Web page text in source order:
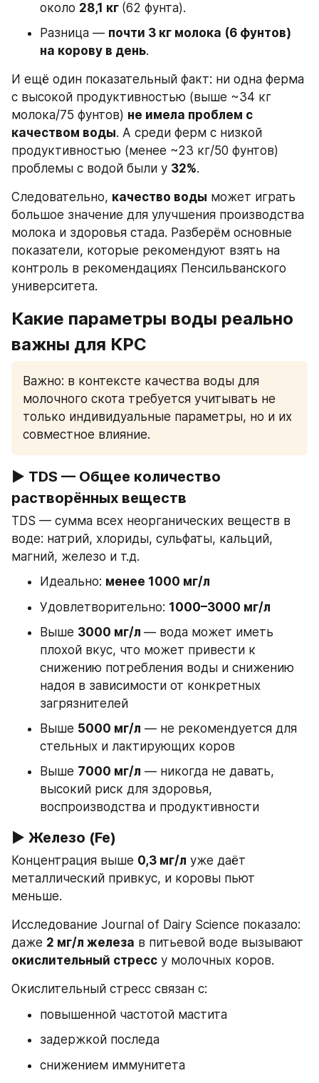
около 28,1 кг (62 фунта).
Разница — почти 3 кг молока (6 фунтов)
на корову в день.
И ещё один показательный факт: ни одна ферма
с высокой продуктивностью (выше ~34 кг
молока/75 фунтов) не имела проблем с
качеством воды. А среди ферм с низкой
продуктивностью (менее ~23 кг/50 фунтов)
проблемы с водой были у 32%.
Следовательно, качество воды может играть
большое значение для улучшения производства
молока и здоровья стада. Разберём основные
показатели, которые рекомендуют взять на
контроль в рекомендациях Пенсильванского
университета.
Какие параметры воды реально
важны для КРС
Важно: в контексте качества воды для
молочного скота требуется учитывать не
только индивидуальные параметры, но и их
совместное влияние.
▶ TDS — Общее количество
растворённых веществ
TDS — сумма всех неорганических веществ в
воде: натрий, хлориды, сульфаты, кальций,
магний, железо и т.д.
Идеально: менее 1000 мг/л
Удовлетворительно: 1000–3000 мг/л
Выше 3000 мг/л — вода может иметь
плохой вкус, что может привести к
снижению потребления воды и снижению
надоя в зависимости от конкретных
загрязнителей
Выше 5000 мг/л — не рекомендуется для
стельных и лактирующих коров
Выше 7000 мг/л — никогда не давать,
высокий риск для здоровья,
воспроизводства и продуктивности
▶ Железо (Fe)
Концентрация выше 0,3 мг/л уже даёт
металлический привкус, и коровы пьют
меньше.
Исследование Journal of Dairy Science показало:
даже 2 мг/л железа
окислительный стресс у молочных коров.
Окислительный стресс связан с:
повышенной частотой мастита
задержкой последа
снижением иммунитета